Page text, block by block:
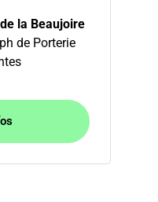
la Beaujoire
de Porterie